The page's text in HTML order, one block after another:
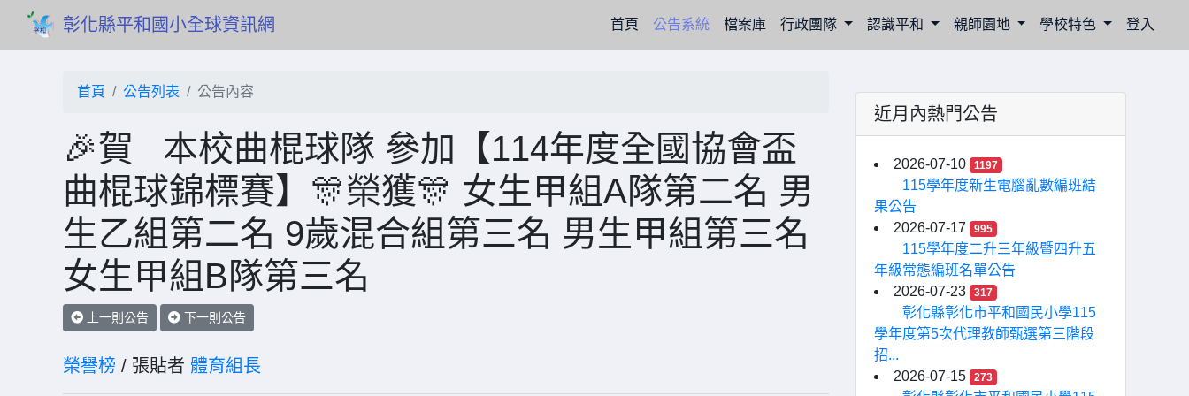
彰化縣平和國小全球資訊網 首頁 (current)
公告系統 檔案庫 行政團隊 認識平和 親師園地 學校特色 登入
首頁 公告列表 公告內容
🎉賀 本校曲棍球隊 參加【114年度全國協會盃
曲棍球錦標賽】🎊榮獲🎊 女生甲組A隊第二名 男
生乙組第二名 9歲混合組第三名 男生甲組第三名
女生甲組B隊第三名
上一則公告 下一則公告
榮譽榜 / 張貼者 體育組長
近月內熱門公告
2026-07-10 1197
115學年度新生電腦亂數編班結
果公告
2026-07-17
995
115學年度二升三年級暨四升五
年級常態編班名單公告
2026-07-23
317
彰化縣彰化市平和國民小學115
學年度第5次代理教師甄選第三階段
招...
2026-07-15
273